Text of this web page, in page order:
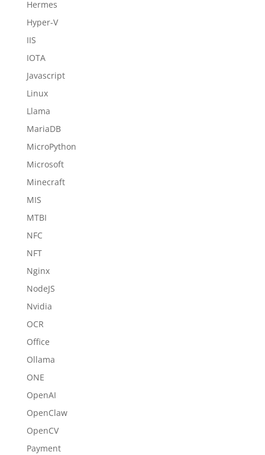
Hermes
Hyper-V
IIS
IOTA
Javascript
Linux
Llama
MariaDB
MicroPython
Microsoft
Minecraft
MIS
MTBI
NFC
NFT
Nginx
NodeJS
Nvidia
OCR
Office
Ollama
ONE
OpenAI
OpenClaw
OpenCV
Payment